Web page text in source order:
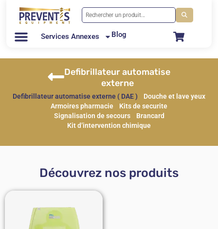
Services Annexes Blog
Defibrillateur automatise
externe
Defibrillateur automatise externe ( DAE )
Douche et lave yeux
Armoires pharmacie
Kits de securite
Signalisation de secours
Brancard
Kit d’intervention chimique
Découvrez nos produits